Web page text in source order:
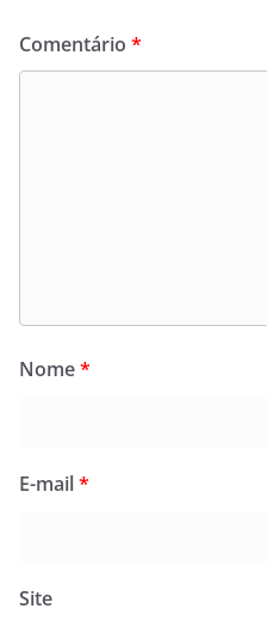
Comentário *
Nome*
E-mail*
Site